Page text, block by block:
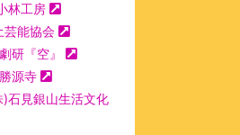
林工房
芸能協会
研『空』
源寺
見銀山生活文化